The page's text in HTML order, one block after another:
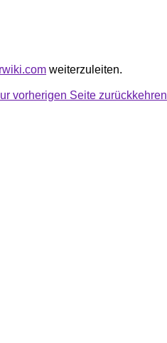
weiterzuleiten.
vorherigen Seite zurückkehren